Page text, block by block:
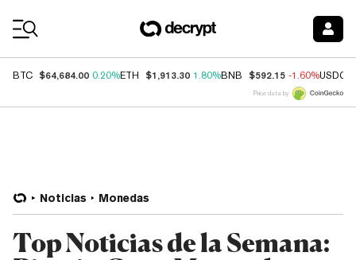
BTC $64,684.00 0.20%ETH $1,913.30 1.80%BNB $592.15 -1.60%USDC
Price data by
Noticias Monedas
Top Noticias de la Semana: